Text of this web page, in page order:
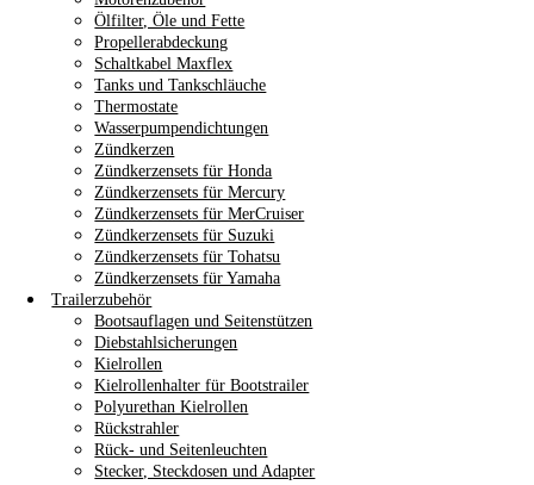
Ölfilter, Öle und Fette
Propellerabdeckung
Schaltkabel Maxflex
Tanks und Tankschläuche
Thermostate
Wasserpumpendichtungen
Zündkerzen
Zündkerzensets für Honda
Zündkerzensets für Mercury
Zündkerzensets für MerCruiser
Zündkerzensets für Suzuki
Zündkerzensets für Tohatsu
Zündkerzensets für Yamaha
Trailerzubehör
Bootsauflagen und Seitenstützen
Diebstahlsicherungen
Kielrollen
Kielrollenhalter für Bootstrailer
Polyurethan Kielrollen
Rückstrahler
Rück- und Seitenleuchten
Stecker, Steckdosen und Adapter